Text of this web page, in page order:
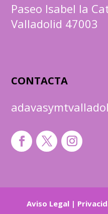
Paseo Isabel la
Valladolid 47003
CONTACTA
Aviso Legal |